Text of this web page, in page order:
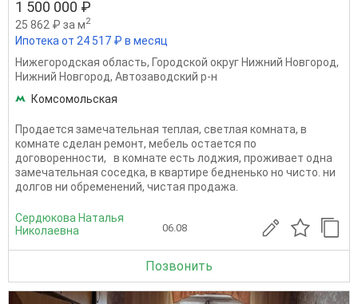
1 500 000 ₽
25 862 ₽ за м2
Ипотека от 24 517 ₽ в месяц
Нижегородская область, Городской округ Нижний Новгород,
Нижний Новгород, Автозаводский р-н
Комсомольская
Продается замечательная теплая, светлая комната, в
комнате сделан ремонт, мебель остается по
договоренности, в комнате есть лоджия, проживает одна
замечательная соседка, в квартире бедненько но чисто. ни
долгов ни обременений, чистая продажа.
Сердюкова Наталья
Николаевна
06.08
Позвонить